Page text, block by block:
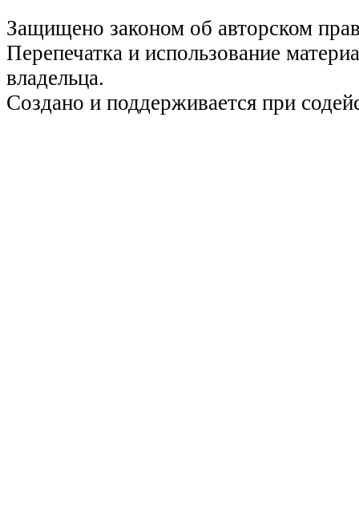
Защищено законом об авторском
Перепечатка и использование
владельца.
Создано и поддерживается при